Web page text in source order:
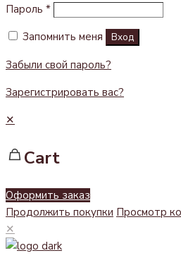
Пароль *
Запомнить меня
Вход
Забыли свой пароль?
Зарегистрировать вас?
✕
Cart
Оформить заказ
Продолжить покупки Просмотр
✕